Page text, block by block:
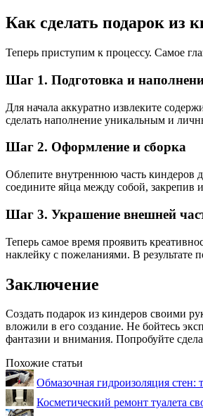
Как сделать подарок из
Теперь приступим к процессу. Самое
Шаг 1. Подготовка и
Для начала аккуратно извлеките
сделать наполнение уникальным и
Шаг 2. Оформление и сборка
Облепите внутреннюю часть киндеров
соедините яйца между собой,
Шаг 3. Украшение внешней
Теперь самое время проявить
наклейку с пожеланиями. В результате
Заключение
Создать подарок из киндеров своими
вложили в его создание. Не бойтесь
фантазии и внимания. Попробуйте
Похожие статьи
Обмазочная гидроизоляция стен:
Косметический ремонт туалета